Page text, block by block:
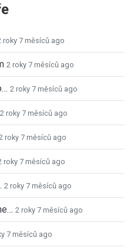
roky 7 měsíců ago
2 roky 7 měsíců ago
2 roky 7 měsíců ago
2 roky 7 měsíců ago
roky 7 měsíců ago
roky 7 měsíců ago
2 roky 7 měsíců ago
2 roky 7 měsíců ago
7 měsíců ago